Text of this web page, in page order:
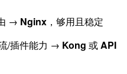
→ Nginx ，够用且稳定
/插件能力 → Kong 或API